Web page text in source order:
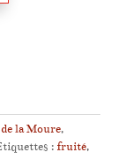
la Moure,
: fruité,